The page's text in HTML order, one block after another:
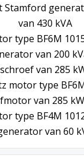
Stamford
van 430 kVA
type BF6M
van 200
van 285
motor type
van 285
type BF4M
van 60